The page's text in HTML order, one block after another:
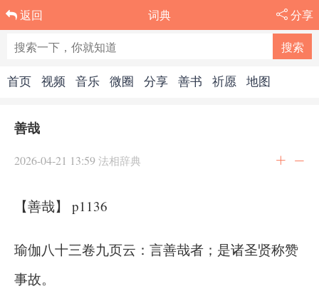
返回 词典 分享
首页 视频 音乐 微圈 分享 善书 祈愿 地图
善哉
2026-04-21 13:59 法相辞典
【善哉】 p1136
瑜伽八十三卷九页云：言善哉者；是诸圣贤称赞
事故。